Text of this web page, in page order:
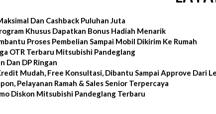
Dan Cashback Puluhan Juta
Khusus Dapatkan Bonus Hadiah Menarik
Proses Pembelian Sampai Mobil Dikirim Ke Rumah
OTR Terbaru Mitsubishi Pandeglang
Dan DP Ringan
Mudah, Free Konsultasi, Dibantu Sampai Approve Dari
Pelayanan Ramah & Sales Senior Terpercaya
Diskon Mitsubishi Pandeglang Terbaru